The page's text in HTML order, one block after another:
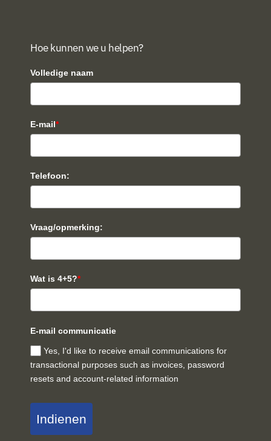
Hoe kunnen we u helpen?
Volledige naam
E-mail*
Telefoon:
Vraag/opmerking:
Wat is 4+5?*
E-mail communicatie
Yes, I'd like to receive email communications for
transactional purposes such as invoices, password
resets and account-related information
Indienen